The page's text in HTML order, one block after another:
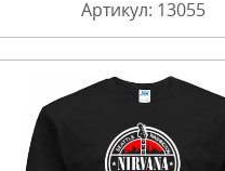
Артикул: 13055